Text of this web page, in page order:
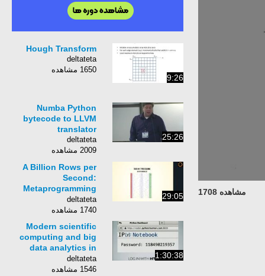
مشاهده 1708
9:26
Hough Transform
deltateta
1650 مشاهده
25:26
Numba Python
bytecode to LLVM
translator
deltateta
2009 مشاهده
29:05
A Billion Rows per
Second:
Metaprogramming
Python for Big Data
deltateta
1740 مشاهده
1:30:38
Modern scientific
computing and big
data analytics in
Python
deltateta
1546 مشاهده